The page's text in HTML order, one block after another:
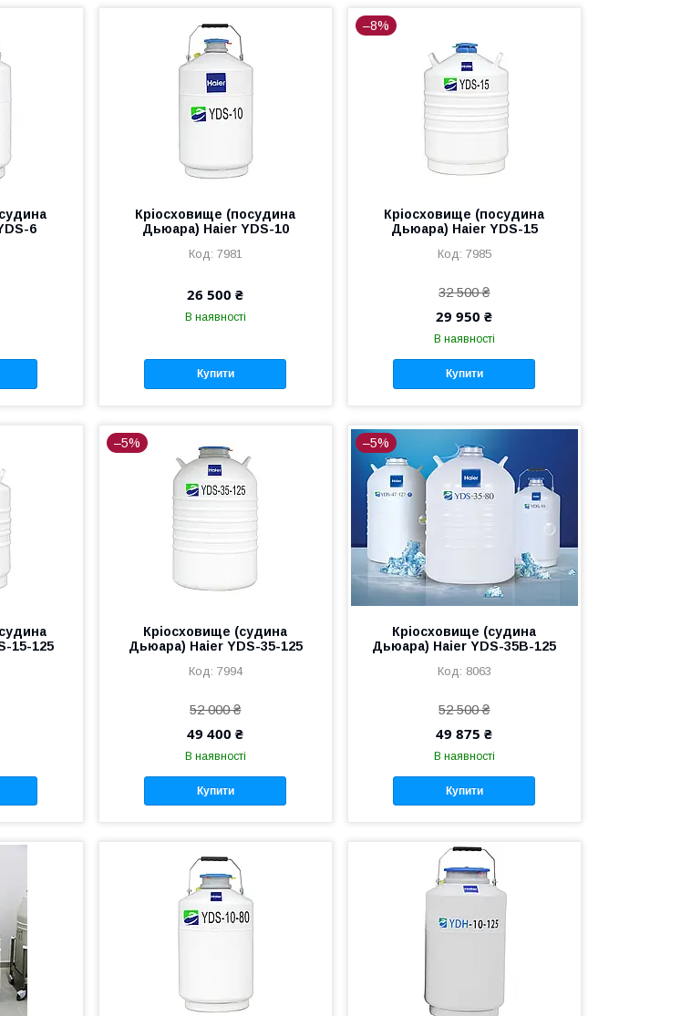
6
Кріосховище (посудина
Дьюара) Haier YDS-10
7981
26 500 ₴
В наявності
Купити
–8%
Кріосховище (посудина
Дьюара) Haier YDS-15
7985
32 500 ₴
29 950 ₴
В наявності
Купити
15-125
–5%
Кріосховище (судина
Дьюара) Haier YDS-35-125
7994
52 000 ₴
49 400 ₴
В наявності
Купити
–5%
Кріосховище (судина
Дьюара) Haier YDS-35B-125
8063
52 500 ₴
49 875 ₴
В наявності
Купити